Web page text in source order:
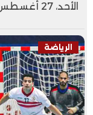
الأحد، 27 أغسطس 2023 09:42 م
الرياضة